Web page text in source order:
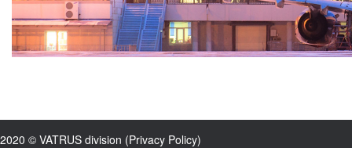
2020 © VATRUS division (Privacy Policy)